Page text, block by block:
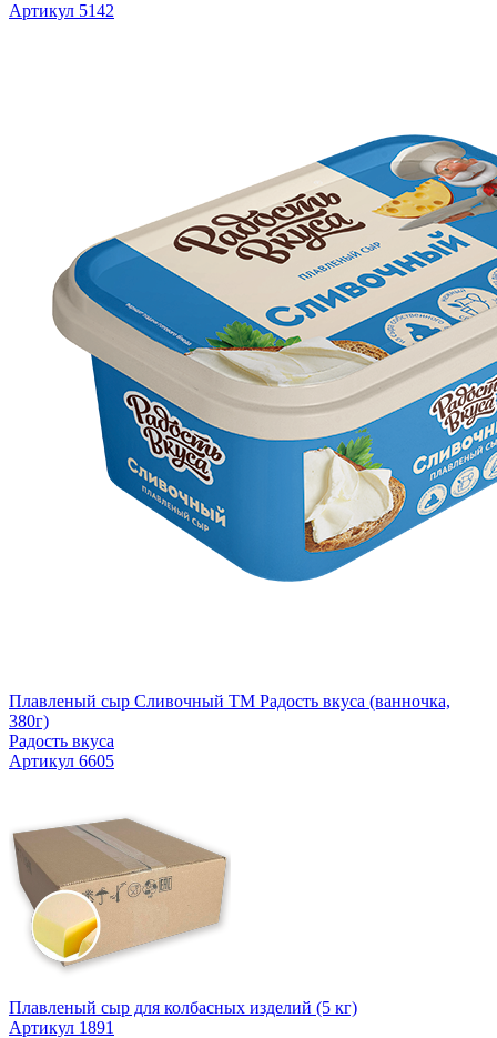
Артикул 5142
Плавленый сыр Сливочный TM Радость вкуса (ванночка,
380г)
Радость вкуса
Артикул 6605
Плавленый сыр для колбасных изделий (5 кг)
Артикул 1891